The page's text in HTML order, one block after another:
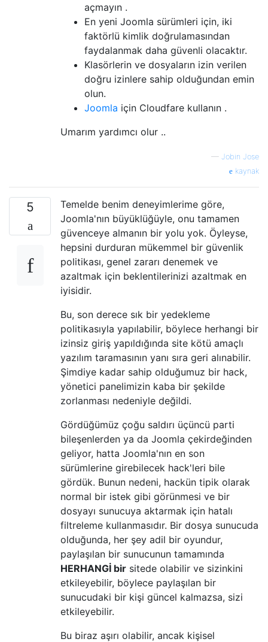
açmayın .
En yeni Joomla sürümleri için, iki
faktörlü kimlik doğrulamasından
faydalanmak daha güvenli olacaktır.
Klasörlerin ve dosyaların izin verilen
doğru izinlere sahip olduğundan emin
olun.
Joomla için Cloudfare kullanın .
Umarım yardımcı olur ..
— Jobin Jose
kaynak
5
Temelde benim deneyimlerime göre,
Joomla'nın büyüklüğüyle, onu tamamen
güvenceye almanın bir yolu yok. Öyleyse,
hepsini durduran mükemmel bir güvenlik
politikası, genel zararı denemek ve
azaltmak için beklentilerinizi azaltmak en
iyisidir.
Bu, son derece sık bir yedekleme
politikasıyla yapılabilir, böylece herhangi bir
izinsiz giriş yapıldığında site kötü amaçlı
yazılım taramasının yanı sıra geri alınabilir.
Şimdiye kadar sahip olduğumuz bir hack,
yönetici panelimizin kaba bir şekilde
zorlanması nedeniyle değildi.
Gördüğümüz çoğu saldırı üçüncü parti
bileşenlerden ya da Joomla çekirdeğinden
geliyor, hatta Joomla'nın en son
sürümlerine girebilecek hack'leri bile
gördük. Bunun nedeni, hackün tipik olarak
normal bir istek gibi görünmesi ve bir
dosyayı sunucuya aktarmak için hatalı
filtreleme kullanmasıdır. Bir dosya sunucuda
olduğunda, her şey adil bir oyundur,
paylaşılan bir sunucunun tamamında
HERHANGİ bir sitede olabilir ve sizinkini
etkileyebilir, böylece paylaşılan bir
sunucudaki bir kişi güncel kalmazsa, sizi
etkileyebilir.
Bu biraz aşırı olabilir, ancak kişisel